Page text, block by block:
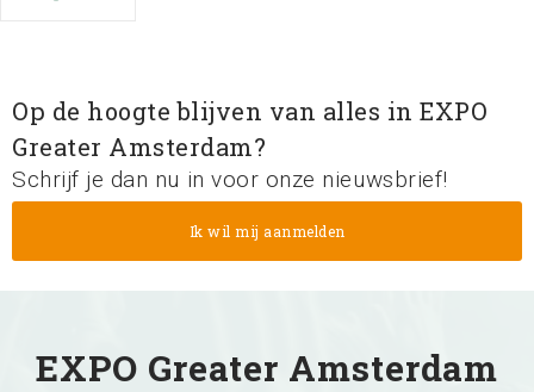
Op de hoogte blijven van alles in EXPO
Greater Amsterdam?
Schrijf je dan nu in voor onze nieuwsbrief!
EXPO Greater Amsterdam